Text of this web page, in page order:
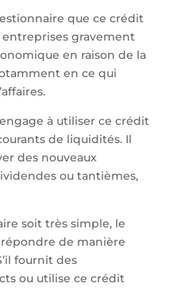
que ce crédit
entreprises gravement
en raison de la
en ce qui
à utiliser ce crédit
de liquidités. Il
des nouveaux
ou tantièmes,
soit très simple, le
de manière
fournit des
ou utilise ce crédit